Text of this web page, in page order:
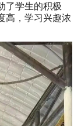
了学生的积极
高，学习兴趣浓